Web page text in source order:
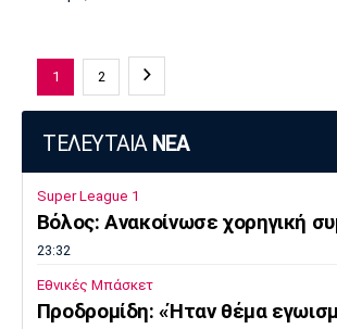
1 2
ΤΕΛΕΥΤΑΙΑ ΝΕΑ
Super League 1
Βόλος: Ανακοίνωσε χορηγική
23:32
Εθνικές Μπάσκετ
Προδρομίδη: «Ήταν θέμα